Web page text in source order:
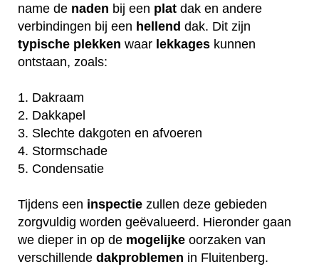
name de naden bij een plat dak en andere
verbindingen bij een hellend dak. Dit zijn
typische plekken waar lekkages kunnen
ontstaan, zoals:
1. Dakraam
2. Dakkapel
3. Slechte dakgoten en afvoeren
4. Stormschade
5. Condensatie
Tijdens een inspectie zullen deze gebieden
zorgvuldig worden geëvalueerd. Hieronder gaan
we dieper in op de mogelijke oorzaken van
verschillende dakproblemen in Fluitenberg.